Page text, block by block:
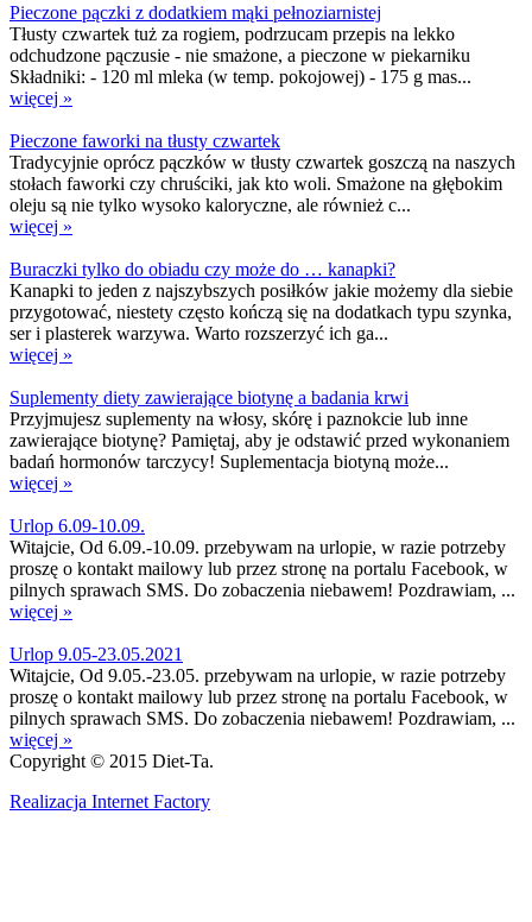
Pieczone pączki z dodatkiem mąki pełnoziarnistej
Tłusty czwartek tuż za rogiem, podrzucam przepis na lekko
odchudzone pączusie - nie smażone, a pieczone w piekarniku
Składniki: - 120 ml mleka (w temp. pokojowej) - 175 g mas...
więcej »
Pieczone faworki na tłusty czwartek
Tradycyjnie oprócz pączków w tłusty czwartek goszczą na naszych
stołach faworki czy chruściki, jak kto woli. Smażone na głębokim
oleju są nie tylko wysoko kaloryczne, ale również c...
więcej »
Buraczki tylko do obiadu czy może do … kanapki?
Kanapki to jeden z najszybszych posiłków jakie możemy dla siebie
przygotować, niestety często kończą się na dodatkach typu szynka,
ser i plasterek warzywa. Warto rozszerzyć ich ga...
więcej »
Suplementy diety zawierające biotynę a badania krwi
Przyjmujesz suplementy na włosy, skórę i paznokcie lub inne
zawierające biotynę? Pamiętaj, aby je odstawić przed wykonaniem
badań hormonów tarczycy! Suplementacja biotyną może...
więcej »
Urlop 6.09-10.09.
Witajcie, Od 6.09.-10.09. przebywam na urlopie, w razie potrzeby
proszę o kontakt mailowy lub przez stronę na portalu Facebook, w
pilnych sprawach SMS. Do zobaczenia niebawem! Pozdrawiam, ...
więcej »
Urlop 9.05-23.05.2021
Witajcie, Od 9.05.-23.05. przebywam na urlopie, w razie potrzeby
proszę o kontakt mailowy lub przez stronę na portalu Facebook, w
pilnych sprawach SMS. Do zobaczenia niebawem! Pozdrawiam, ...
więcej »
Copyright © 2015 Diet-Ta.
Realizacja Internet Factory